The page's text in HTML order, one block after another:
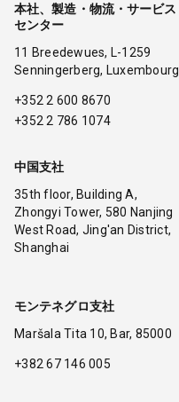
本社、製造・物流・サービス
センター
11 Breedewues, L-1259
Senningerberg, Luxembourg
+352 2 600 8670
+352 2 786 1074
中国支社
35th floor, Building A,
Zhongyi Tower, 580 Nanjing
West Road, Jing'an District,
Shanghai
モンテネグロ支社
Maršala Tita 10, Bar, 85000
+382 67 146 005